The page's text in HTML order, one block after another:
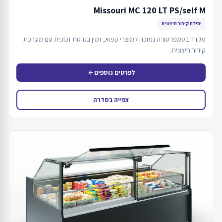
Missouri MC 120 LT PS/self M
יחידת קירור חיצונית
מקרר בטמפרטורה נמוכה למוצרי קפוא, זמין בגרסת זכוכית עם מערכת
קירור חיצונית.
לפרטים נוספיםarrow_back
צפייה בסדרה